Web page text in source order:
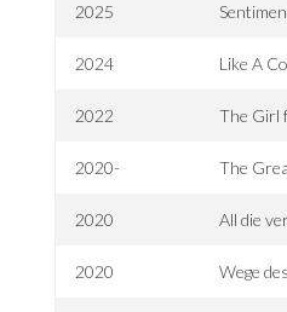
2025
2024 Like A
2022 The Girl
2020- The
2020 All die
2020 Wege